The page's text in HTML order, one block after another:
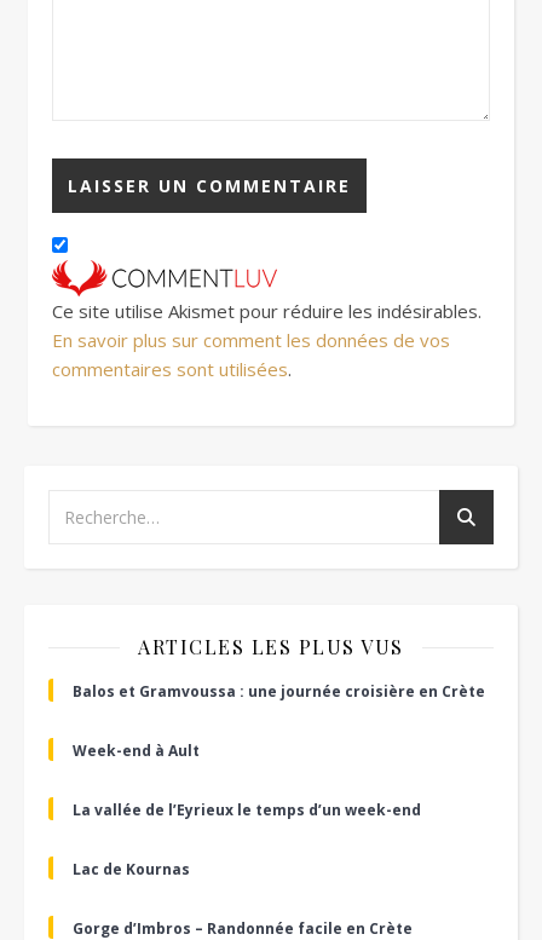
Ce site utilise Akismet pour réduire les indésirables.
En savoir plus sur comment les données de vos
commentaires sont utilisées.
ARTICLES LES PLUS VUS
Balos et Gramvoussa : une journée croisière en Crète
Week-end à Ault
La vallée de l’Eyrieux le temps d’un week-end
Lac de Kournas
Gorge d’Imbros – Randonnée facile en Crète